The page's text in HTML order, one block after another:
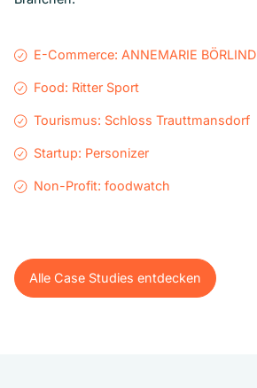
E-Commerce: ANNEMARIE BÖRLIND
Food: Ritter Sport
Tourismus: Schloss Trauttmansdorf
Startup: Personizer
Non-Profit: foodwatch
Alle Case Studies entdecken
Alle Case Studies entdecken